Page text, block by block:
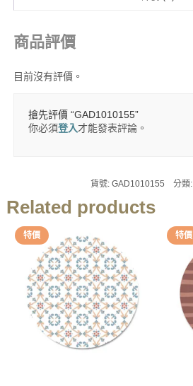
商品評價
目前沒有評價。
搶先評價 “GAD1010155”
你必須登入才能發表評論。
貨號:GAD1010155 分類:
Related products
特價 特價